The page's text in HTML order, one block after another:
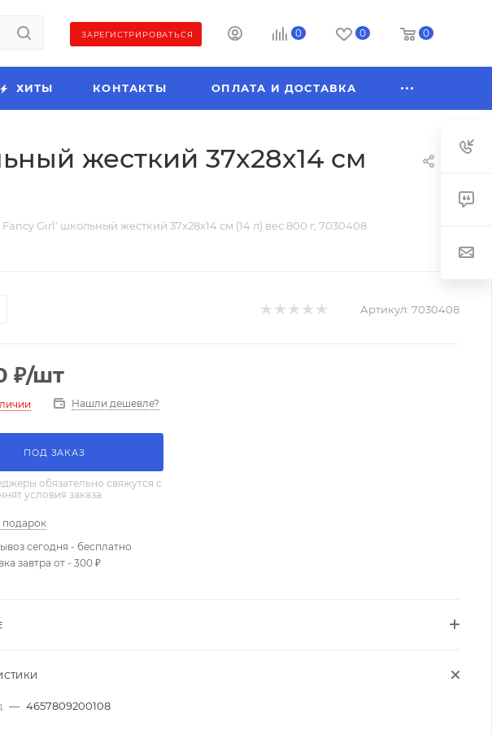
ЗАРЕГИСТРИРОВАТЬСЯ 0 0 0
ХИТЫ КОНТАКТЫ ОПЛАТА И ДОСТАВКА
жесткий 37x28x14 см
Girl' школьный жесткий 37x28x14 см (14 л) вес 800 г, 7030408
Артикул: 7030408
₽/шт
Нашли дешевле?
ПОД ЗАКАЗ
обязательно свяжутся с
условия заказа
подарок
сегодня - бесплатно
завтра от - 300 ₽
— 4657809200108